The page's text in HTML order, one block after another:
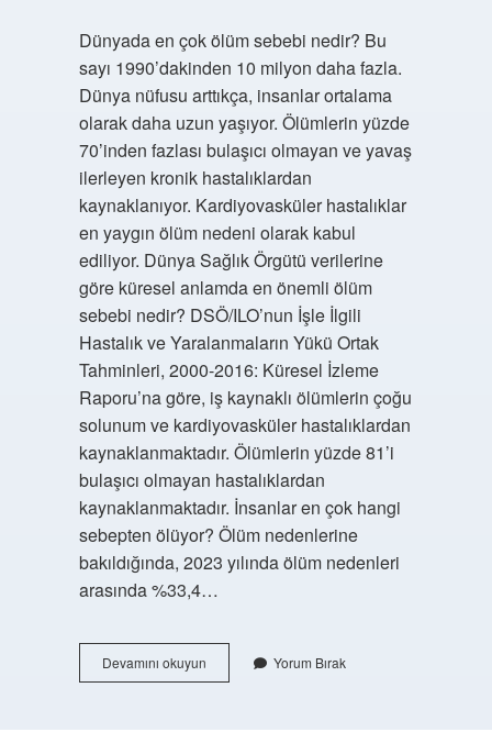
Dünyada en çok ölüm sebebi nedir? Bu
sayı 1990’dakinden 10 milyon daha fazla.
Dünya nüfusu arttıkça, insanlar ortalama
olarak daha uzun yaşıyor. Ölümlerin yüzde
70’inden fazlası bulaşıcı olmayan ve yavaş
ilerleyen kronik hastalıklardan
kaynaklanıyor. Kardiyovasküler hastalıklar
en yaygın ölüm nedeni olarak kabul
ediliyor. Dünya Sağlık Örgütü verilerine
göre küresel anlamda en önemli ölüm
sebebi nedir? DSÖ/ILO’nun İşle İlgili
Hastalık ve Yaralanmaların Yükü Ortak
Tahminleri, 2000-2016: Küresel İzleme
Raporu’na göre, iş kaynaklı ölümlerin çoğu
solunum ve kardiyovasküler hastalıklardan
kaynaklanmaktadır. Ölümlerin yüzde 81’i
bulaşıcı olmayan hastalıklardan
kaynaklanmaktadır. İnsanlar en çok hangi
sebepten ölüyor? Ölüm nedenlerine
bakıldığında, 2023 yılında ölüm nedenleri
arasında %33,4…
Devamını okuyunDünya
Sağlık
Yorum Bırak